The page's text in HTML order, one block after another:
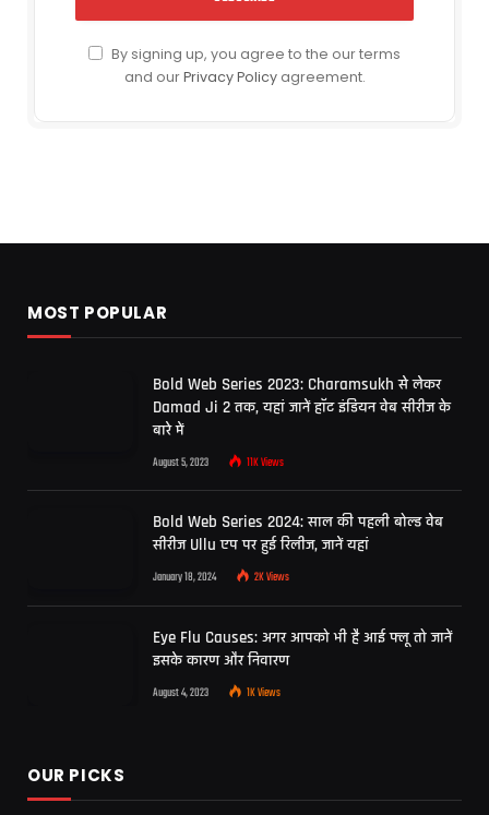
By signing up, you agree to the our terms
and ourPrivacy Policyagreement.
MOST POPULAR
Bold Web Series 2023: Charamsukh से लेकर
Damad Ji 2 तक, यहां जानें हॉट इंडियन वेब सीरीज के
बारे में
August 5, 2023 11KViews
Bold Web Series 2024: साल की पहली बोल्ड वेब
सीरीज Ullu एप पर हुई रिलीज, जानें यहां
January 18, 2024 2KViews
Eye Flu Causes: अगर आपको भी है आई फ्लू तो जानें
इसके कारण और निवारण
August 4, 2023 1KViews
OUR PICKS